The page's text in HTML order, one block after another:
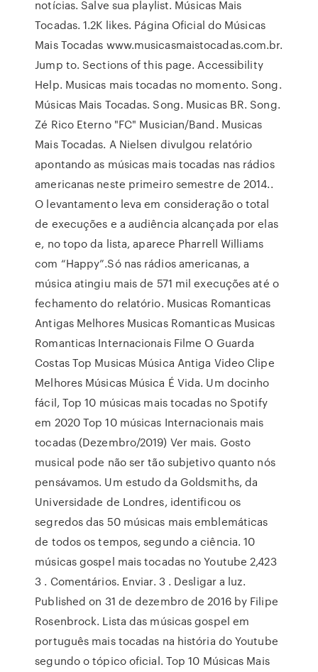
notícias. Salve sua playlist. Músicas Mais
Tocadas. 1.2K likes. Página Oficial do Músicas
Mais Tocadas www.musicasmaistocadas.com.br.
Jump to. Sections of this page. Accessibility
Help. Musicas mais tocadas no momento. Song.
Músicas Mais Tocadas. Song. Musicas BR. Song.
Zé Rico Eterno "FC" Musician/Band. Musicas
Mais Tocadas. A Nielsen divulgou relatório
apontando as músicas mais tocadas nas rádios
americanas neste primeiro semestre de 2014..
O levantamento leva em consideração o total
de execuções e a audiência alcançada por elas
e, no topo da lista, aparece Pharrell Williams
com “Happy”.Só nas rádios americanas, a
música atingiu mais de 571 mil execuções até o
fechamento do relatório. Musicas Romanticas
Antigas Melhores Musicas Romanticas Musicas
Romanticas Internacionais Filme O Guarda
Costas Top Musicas Música Antiga Video Clipe
Melhores Músicas Música É Vida. Um docinho
fácil, Top 10 músicas mais tocadas no Spotify
em 2020 Top 10 músicas Internacionais mais
tocadas (Dezembro/2019) Ver mais. Gosto
musical pode não ser tão subjetivo quanto nós
pensávamos. Um estudo da Goldsmiths, da
Universidade de Londres, identificou os
segredos das 50 músicas mais emblemáticas
de todos os tempos, segundo a ciência. 10
músicas gospel mais tocadas no Youtube 2,423
3 . Comentários. Enviar. 3 . Desligar a luz.
Published on 31 de dezembro de 2016 by Filipe
Rosenbrock. Lista das músicas gospel em
português mais tocadas na história do Youtube
segundo o tópico oficial. Top 10 Músicas Mais